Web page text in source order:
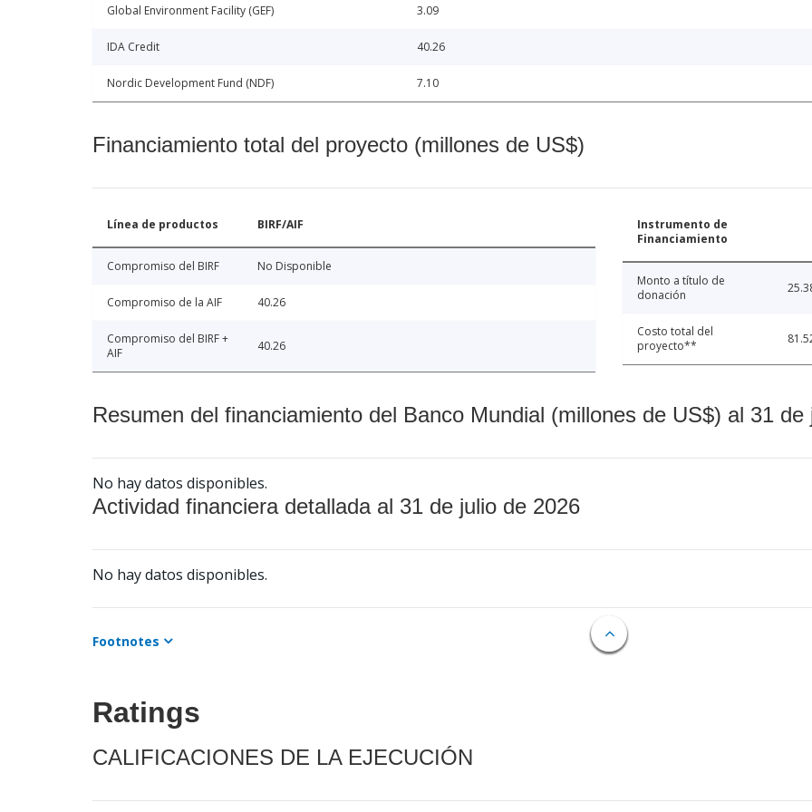
Global Environment Facility (GEF) 3.09
IDA Credit 40.26
Nordic Development Fund (NDF) 7.10
Financiamiento total del proyecto (millones de US$)
Línea de productos BIRF/AIF
Compromiso del BIRF No Disponible
Compromiso de la AIF 40.26
Compromiso del BIRF +
AIF
40.26
Instrumento de
Financiamiento
Monto a título de
donación
Costo total del
proyecto**
Resumen del financiamiento del Banco Mundial (millones de US$) al 31 de
No hay datos disponibles.
Actividad financiera detallada al 31 de julio de 2026
No hay datos disponibles.
Footnotes
Ratings
CALIFICACIONES DE LA EJECUCIÓN